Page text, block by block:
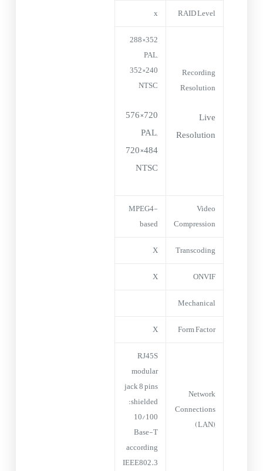
RAID Level
x
Recording
Resolution
Live
Resolution
352×288
PAL,
352×240
NTSC
720×576
PAL,
720×484
NTSC
Video
Compression
MPEG4-
based
Transcoding
X
ONVIF
X
Mechanical
Form Factor
X
Network
Connections
(LAN)
RJ45S
modular
jack 8 pins
shielded:
10/100
Base-T
according
IEEE802.3